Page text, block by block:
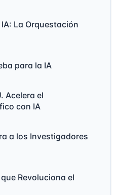
La Orquestación
para la IA
Acelera el
con IA
a los Investigadores
Revoluciona el